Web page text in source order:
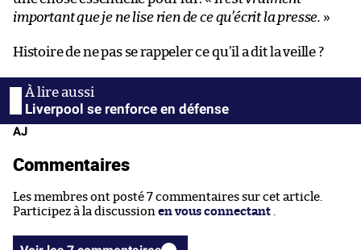
important que je ne lise rien de ce qu’écrit la presse. »
Histoire de ne pas se rappeler ce qu’il a dit la veille ?
Liverpool se renforce en défense
AJ
Commentaires
Les membres ont posté 7 commentaires sur cet article.
Participez à la discussion en vous connectant